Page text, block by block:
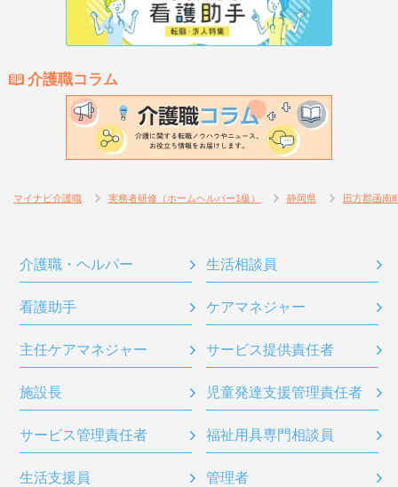
介護職コラム
マイナビ介護職 実務者研修（ホームヘルパー1級） 静岡県 田方郡函南
介護職・ヘルパー 生活相談員
看護助手 ケアマネジャー
主任ケアマネジャー サービス提供責任者
施設長 児童発達支援管理責任者
サービス管理責任者 福祉用具専門相談員
生活支援員 管理者